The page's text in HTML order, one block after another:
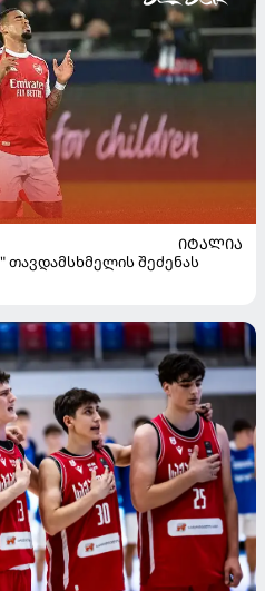
ᲘᲢᲐᲚᲘᲐ
თავდამსხმელის შეძენას